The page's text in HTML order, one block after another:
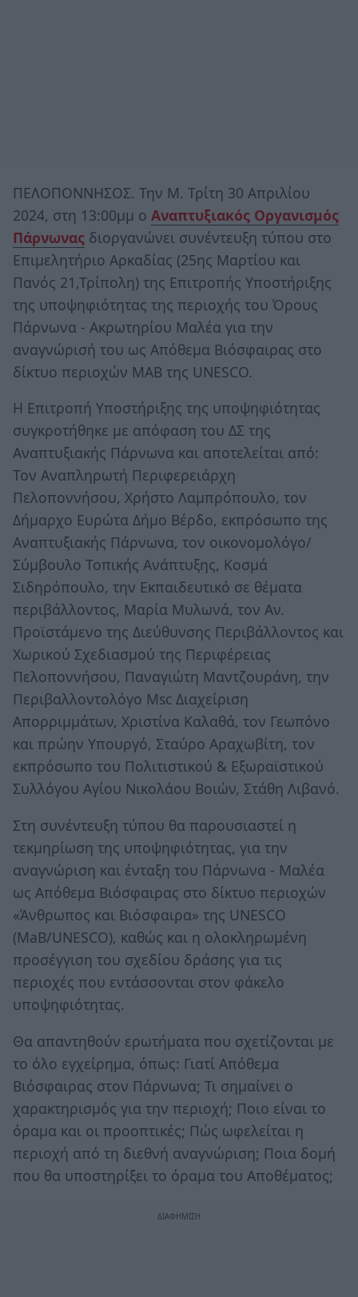
ΠΕΛΟΠΟΝΝΗΣΟΣ. Την Μ. Τρίτη 30 Απριλίου
2024, στη 13:00μμ ο Αναπτυξιακός Οργανισμός
Πάρνωνας διοργανώνει συνέντευξη τύπου στο
Επιμελητήριο Αρκαδίας (25ης Μαρτίου και
Πανός 21,Τρίπολη) της Επιτροπής Υποστήριξης
της υποψηφιότητας της περιοχής του Όρους
Πάρνωνα - Ακρωτηρίου Μαλέα για την
αναγνώρισή του ως Απόθεμα Βιόσφαιρας στο
δίκτυο περιοχών MAB της UNESCO.
Η Επιτροπή Υποστήριξης της υποψηφιότητας
συγκροτήθηκε με απόφαση του ΔΣ της
Αναπτυξιακής Πάρνωνα και αποτελείται από:
Τον Αναπληρωτή Περιφερειάρχη
Πελοποννήσου, Χρήστο Λαμπρόπουλο, τον
Δήμαρχο Ευρώτα Δήμο Βέρδο, εκπρόσωπο της
Αναπτυξιακής Πάρνωνα, τον οικονομολόγο/
Σύμβουλο Τοπικής Ανάπτυξης, Κοσμά
Σιδηρόπουλο, την Εκπαιδευτικό σε θέματα
περιβάλλοντος, Μαρία Μυλωνά, τον Αν.
Προϊστάμενο της Διεύθυνσης Περιβάλλοντος και
Χωρικού Σχεδιασμού της Περιφέρειας
Πελοποννήσου, Παναγιώτη Μαντζουράνη, την
Περιβαλλοντολόγο Μsc Διαχείριση
Απορριμμάτων, Χριστίνα Καλαθά, τον Γεωπόνο
και πρώην Υπουργό, Σταύρο Αραχωβίτη, τον
εκπρόσωπο του Πολιτιστικού & Εξωραϊστικού
Συλλόγου Αγίου Νικολάου Βοιών, Στάθη Λιβανό.
Στη συνέντευξη τύπου θα παρουσιαστεί η
τεκμηρίωση της υποψηφιότητας, για την
αναγνώριση και ένταξη του Πάρνωνα - Μαλέα
ως Απόθεμα Βιόσφαιρας στο δίκτυο περιοχών
«Άνθρωπος και Βιόσφαιρα» της UNESCO
(ΜaΒ/UNESCO), καθώς και η ολοκληρωμένη
προσέγγιση του σχεδίου δράσης για τις
περιοχές που εντάσσονται στον φάκελο
υποψηφιότητας.
Θα απαντηθούν ερωτήματα που σχετίζονται με
το όλο εγχείρημα, όπως: Γιατί Απόθεμα
Βιόσφαιρας στον Πάρνωνα; Τι σημαίνει ο
χαρακτηρισμός για την περιοχή; Ποιο είναι το
όραμα και οι προοπτικές; Πώς ωφελείται η
περιοχή από τη διεθνή αναγνώριση; Ποια δομή
που θα υποστηρίξει το όραμα του Αποθέματος;